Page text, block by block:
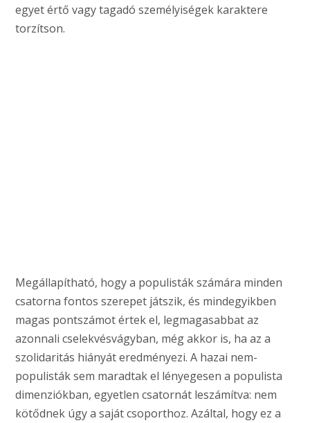
egyet értő vagy tagadó személyiségek karaktere
torzítson.
Megállapítható, hogy a populisták számára minden
csatorna fontos szerepet játszik, és mindegyikben
magas pontszámot értek el, legmagasabbat az
azonnali cselekvésvágyban, még akkor is, ha az a
szolidaritás hiányát eredményezi. A hazai nem-
populisták sem maradtak el lényegesen a populista
dimenziókban, egyetlen csatornát leszámítva: nem
kötődnek úgy a saját csoporthoz. Azáltal, hogy ez a